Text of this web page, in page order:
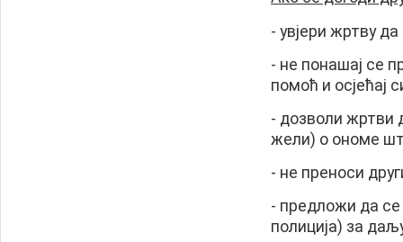
- увјери жртву
- не понашај се
помоћ и осјећај
- дозволи жртви
жели) о ономе
- не преноси
- предложи да
полиција) за